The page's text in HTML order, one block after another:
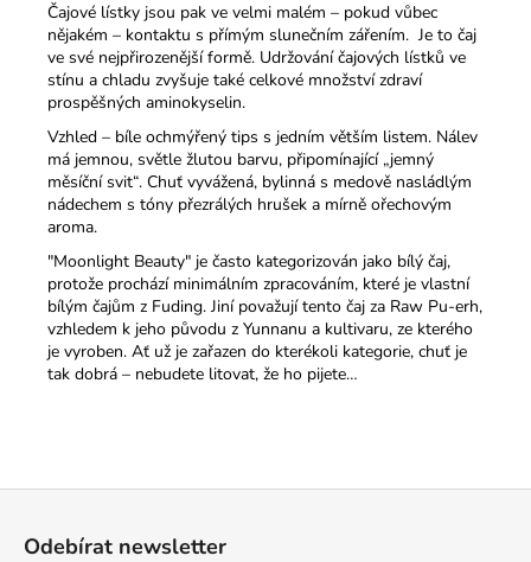
Čajové lístky jsou pak ve velmi malém – pokud vůbec
nějakém – kontaktu s přímým slunečním zářením. Je to čaj
ve své nejpřirozenější formě. Udržování čajových lístků ve
stínu a chladu zvyšuje také celkové množství zdraví
prospěšných aminokyselin.
Vzhled – bíle ochmýřený tips s jedním větším listem. Nálev
má jemnou, světle žlutou barvu, připomínající „jemný
měsíční svit“. Chuť vyvážená, bylinná s medově nasládlým
nádechem s tóny přezrálých hrušek a mírně ořechovým
aroma.
"Moonlight Beauty" je často kategorizován jako bílý čaj,
protože prochází minimálním zpracováním, které je vlastní
bílým čajům z Fuding. Jiní považují tento čaj za Raw Pu-erh,
vzhledem k jeho původu z Yunnanu a kultivaru, ze kterého
je vyroben. Ať už je zařazen do kterékoli kategorie, chuť je
tak dobrá – nebudete litovat, že ho pijete…
Odebírat newsletter